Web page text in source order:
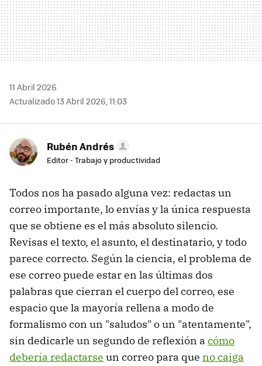
11 Abril 2026
Actualizado 13 Abril 2026, 11:03
Rubén Andrés
Editor - Trabajo y productividad
Todos nos ha pasado alguna vez: redactas un
correo importante, lo envías y la única respuesta
que se obtiene es el más absoluto silencio.
Revisas el texto, el asunto, el destinatario, y todo
parece correcto. Según la ciencia, el problema de
ese correo puede estar en las últimas dos
palabras que cierran el cuerpo del correo, ese
espacio que la mayoría rellena a modo de
formalismo con un "saludos" o un "atentamente",
sin dedicarle un segundo de reflexión a cómo
debería redactarse un correo para que no caiga